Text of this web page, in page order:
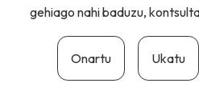
gehiago nahi baduzu,
Onartu Ukatu